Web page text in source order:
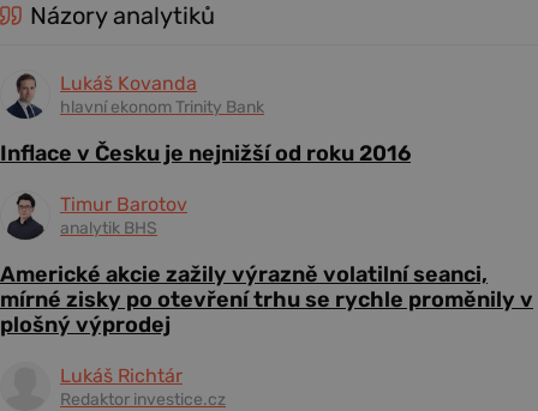
Názory analytiků
Lukáš Kovanda
hlavní ekonom Trinity Bank
Inflace v Česku je nejnižší od roku 2016
Timur Barotov
analytik BHS
Americké akcie zažily výrazně volatilní seanci,
mírné zisky po otevření trhu se rychle proměnily v
plošný výprodej
Lukáš Richtár
Redaktor investice.cz